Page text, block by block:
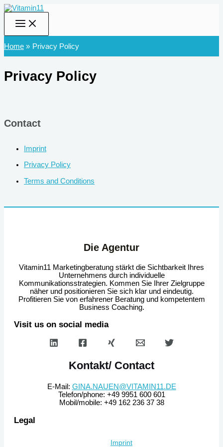
Skip
to
content
Home Privacy Policy
Privacy Policy
Contact
Imprint
Privacy Policy
Terms and Conditions
Die Agentur
Vitamin11 Marketingberatung stärkt die Sichtbarkeit Ihres
Unternehmens durch individuelle
Kommunikationsstrategien. Kommen Sie Ihrer Zielgruppe
näher und positionieren Sie sich klar und eindeutig.
Profitieren Sie von erfahrener Beratung und kompetentem
Business Coaching.
Visit us on social media
Kontakt/ Contact
E-Mail: GINA.NAUEN@VITAMIN11.DE
Telefon/phone: +49 9951 600 601
Mobil/mobile: +49 162 236 37 38
Legal
Imprint